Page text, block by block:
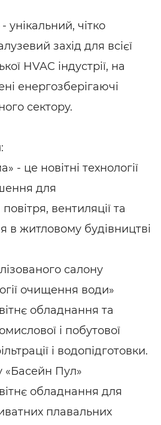
унікальний, чітко
захід для всієї
HVAC індустрії, на
енергозберігаючі
сектору.
- це новітні технології
для
вентиляції та
в житловому будівництві
салону
очищення води»
обладнання та
і побутової
і водопідготовки.
«Басейн Пул»
обладнання для
плавальних